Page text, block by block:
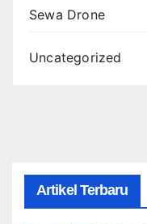
Sewa Drone
Uncategorized
Artikel Terbaru